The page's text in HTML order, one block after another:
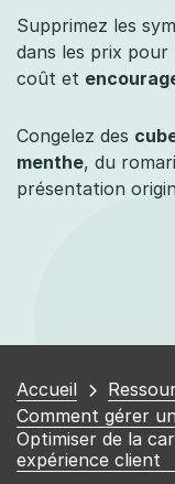
Supprimez les
dans les prix pour
coût et
Congelez des
menthe, du
présentation
Vous
êtes
ici
Accueil
Comment gérer
Optimiser de la
expérience client